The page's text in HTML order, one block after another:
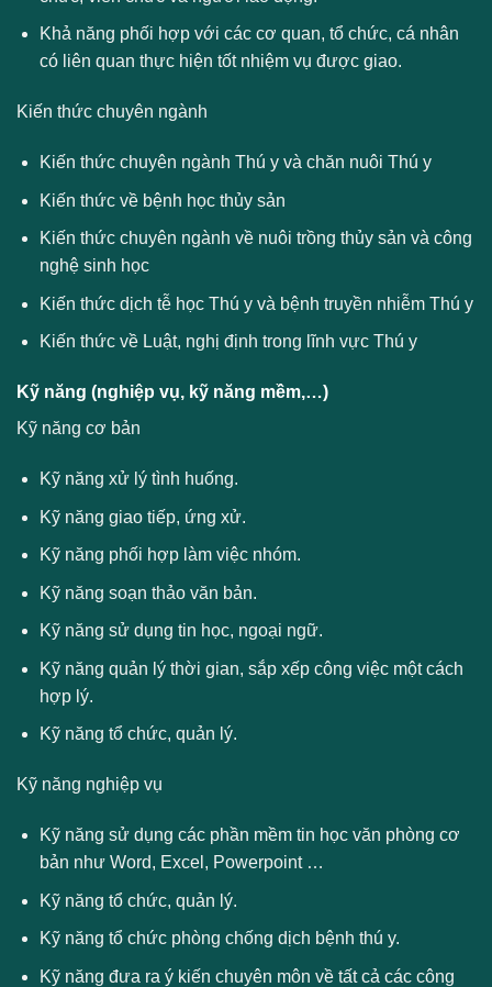
Khả năng phối hợp với các cơ quan, tổ chức, cá nhân
có liên quan thực hiện tốt nhiệm vụ được giao.
Kiến thức chuyên ngành
Kiến thức chuyên ngành Thú y và chăn nuôi Thú y
Kiến thức về bệnh học thủy sản
Kiến thức chuyên ngành về nuôi trồng thủy sản và công
nghệ sinh học
Kiến thức dịch tễ học Thú y và bệnh truyền nhiễm Thú y
Kiến thức về Luật, nghị định trong lĩnh vực Thú y
Kỹ năng (nghiệp vụ, kỹ năng mềm,…)
Kỹ năng cơ bản
Kỹ năng xử lý tình huống.
Kỹ năng giao tiếp, ứng xử.
Kỹ năng phối hợp làm việc nhóm.
Kỹ năng soạn thảo văn bản.
Kỹ năng sử dụng tin học, ngoại ngữ.
Kỹ năng quản lý thời gian, sắp xếp công việc một cách
hợp lý.
Kỹ năng tổ chức, quản lý.
Kỹ năng nghiệp vụ
Kỹ năng sử dụng các phần mềm tin học văn phòng cơ
bản như Word, Excel, Powerpoint …
Kỹ năng tổ chức, quản lý.
Kỹ năng tổ chức phòng chống dịch bệnh thú y.
Kỹ năng đưa ra ý kiến chuyên môn về tất cả các công